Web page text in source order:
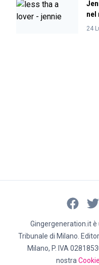
nel
24
Gingergeneration.it
Tribunale di Milano.
Milano, P. IVA
nostra